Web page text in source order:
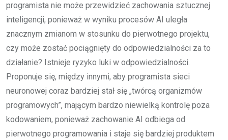
programista nie może przewidzieć zachowania sztucznej
inteligencji, ponieważ w wyniku procesów AI uległa
znacznym zmianom w stosunku do pierwotnego projektu,
czy może zostać pociągnięty do odpowiedzialności za to
działanie? Istnieje ryzyko luki w odpowiedzialności.
Proponuje się, między innymi, aby programista sieci
neuronowej coraz bardziej stał się „twórcą organizmów
programowych”, mającym bardzo niewielką kontrolę poza
kodowaniem, ponieważ zachowanie AI odbiega od
pierwotnego programowania i staje się bardziej produktem